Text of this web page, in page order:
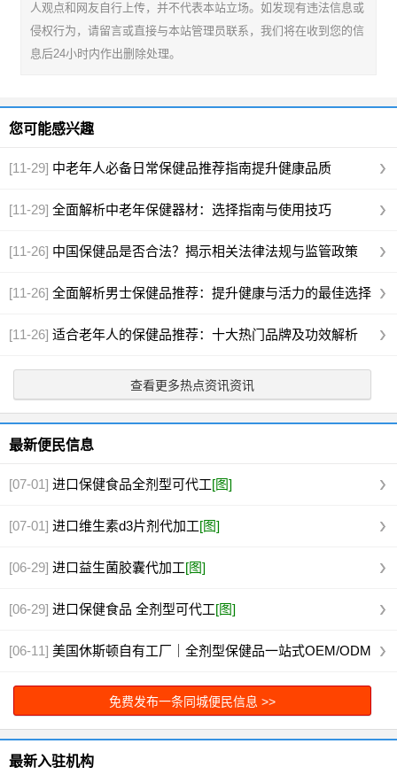
人观点和网友自行上传，并不代表本站立场。如发现有违法信息或
侵权行为，请留言或直接与本站管理员联系，我们将在收到您的信
息后24小时内作出删除处理。
您可能感兴趣
[11-29] 中老年人必备日常保健品推荐指南提升健康品质
[11-29] 全面解析中老年保健器材：选择指南与使用技巧
[11-26] 中国保健品是否合法？揭示相关法律法规与监管政策
[11-26] 全面解析男士保健品推荐：提升健康与活力的最佳选择
[11-26] 适合老年人的保健品推荐：十大热门品牌及功效解析
查看更多热点资讯资讯
最新便民信息
[07-01] 进口保健食品全剂型可代工[图]
[07-01] 进口维生素d3片剂代加工[图]
[06-29] 进口益生菌胶囊代加工[图]
[06-29] 进口保健食品 全剂型可代工[图]
[06-11] 美国休斯顿自有工厂｜全剂型保健品一站式OEM/ODM
代工[图]
免费发布一条同城便民信息 >>
最新入驻机构